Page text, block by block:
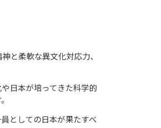
と柔軟な異文化対応力、
日本が培ってきた科学的
としての日本が果たすべ